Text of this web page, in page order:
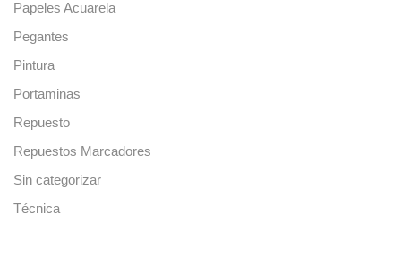
Papeles Acuarela
Pegantes
Pintura
Portaminas
Repuesto
Repuestos Marcadores
Sin categorizar
Técnica